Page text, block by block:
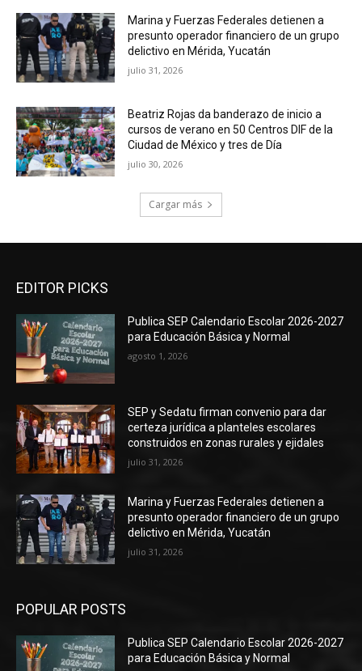
Marina y Fuerzas Federales detienen a
presunto operador financiero de un grupo
delictivo en Mérida, Yucatán
julio 31, 2026
Beatriz Rojas da banderazo de inicio a
cursos de verano en 50 Centros DIF de la
Ciudad de México y tres de Día
julio 30, 2026
Cargar más
EDITOR PICKS
Publica SEP Calendario Escolar 2026-2027
para Educación Básica y Normal
agosto 1, 2026
SEP y Sedatu firman convenio para dar
certeza jurídica a planteles escolares
construidos en zonas rurales y ejidales
julio 31, 2026
Marina y Fuerzas Federales detienen a
presunto operador financiero de un grupo
delictivo en Mérida, Yucatán
julio 31, 2026
POPULAR POSTS
Publica SEP Calendario Escolar 2026-2027
para Educación Básica y Normal